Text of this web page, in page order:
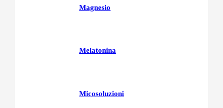
Magnesio
Melatonina
Micosoluzioni